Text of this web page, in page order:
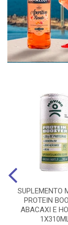
SUPLEMENTO
PROTEIN
ABACAXI E